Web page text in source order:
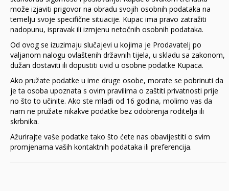
može izjaviti prigovor na obradu svojih osobnih podataka na
temelju svoje specifične situacije. Kupac ima pravo zatražiti
nadopunu, ispravak ili izmjenu netočnih osobnih podataka.
Od ovog se izuzimaju slučajevi u kojima je Prodavatelj po
valjanom nalogu ovlaštenih državnih tijela, u skladu sa zakonom,
dužan dostaviti ili dopustiti uvid u osobne podatke Kupaca.
Ako pružate podatke u ime druge osobe, morate se pobrinuti da
je ta osoba upoznata s ovim pravilima o zaštiti privatnosti prije
no što to učinite. Ako ste mlađi od 16 godina, molimo vas da
nam ne pružate nikakve podatke bez odobrenja roditelja ili
skrbnika.
Ažurirajte vaše podatke tako što ćete nas obavijestiti o svim
promjenama vaših kontaktnih podataka ili preferencija.